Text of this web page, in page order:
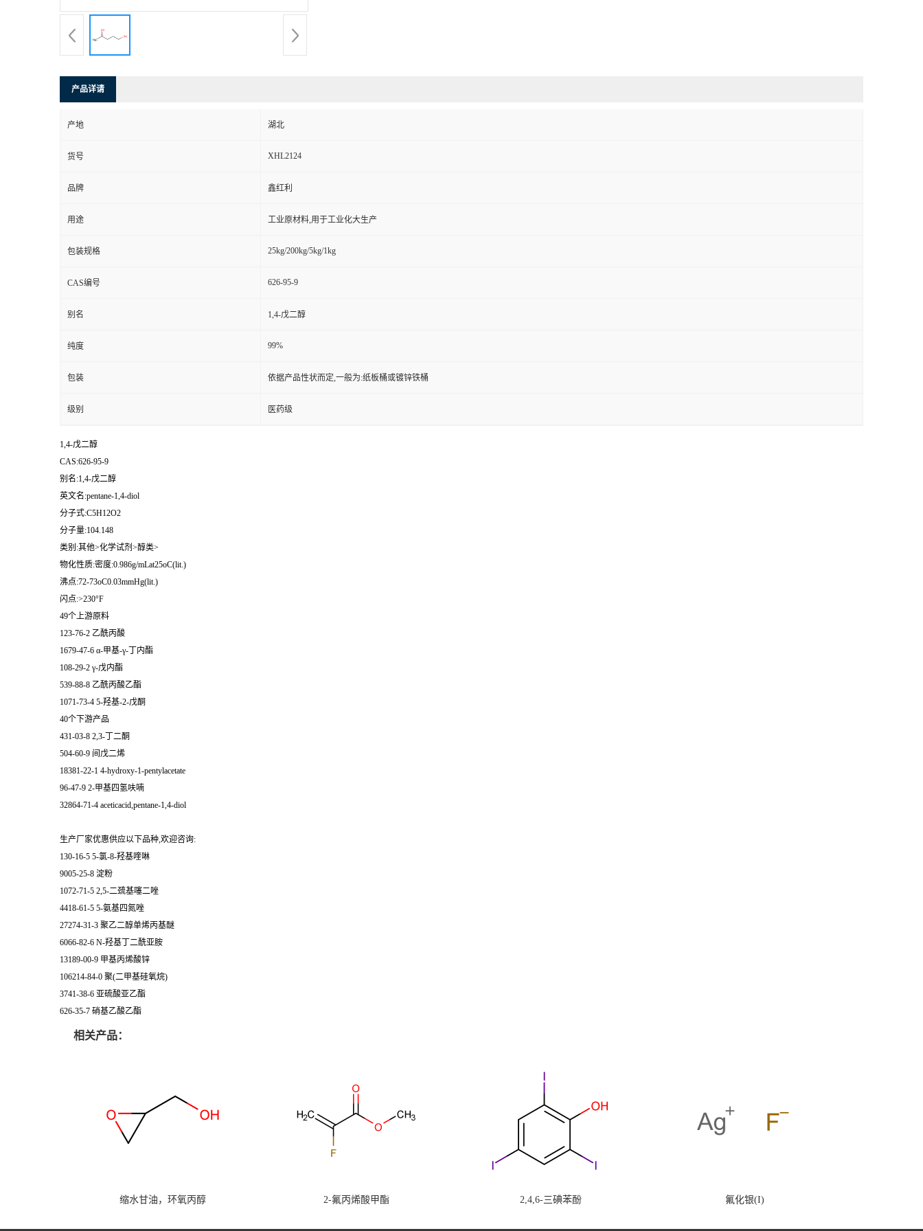
产品详请
产地 湖北
货号 XHL2124
品牌 鑫红利
用途 工业原材料,用于工业化大生产
包装规格 25kg/200kg/5kg/1kg
CAS编号 626-95-9
别名 1,4-戊二醇
纯度 99%
包装 依据产品性状而定,一般为:纸板桶或镀锌铁桶
级别 医药级
1,4-戊二醇
CAS:626-95-9
别名:1,4-戊二醇
英文名:pentane-1,4-diol
分子式:C5H12O2
分子量:104.148
类别:其他>化学试剂>醇类>
物化性质:密度:0.986g/mLat25oC(lit.)
沸点:72-73oC0.03mmHg(lit.)
闪点:>230°F
49个上游原料
123-76-2 乙酰丙酸
1679-47-6 α-甲基-γ-丁内酯
108-29-2 γ-戊内酯
539-88-8 乙酰丙酸乙酯
1071-73-4 5-羟基-2-戊酮
40个下游产品
431-03-8 2,3-丁二酮
504-60-9 间戊二烯
18381-22-1 4-hydroxy-1-pentylacetate
96-47-9 2-甲基四氢呋喃
32864-71-4 aceticacid,pentane-1,4-diol
生产厂家优惠供应以下品种,欢迎咨询:
130-16-5 5-氯-8-羟基喹啉
9005-25-8 淀粉
1072-71-5 2,5-二巯基噻二唑
4418-61-5 5-氨基四氮唑
27274-31-3 聚乙二醇单烯丙基醚
6066-82-6 N-羟基丁二酰亚胺
13189-00-9 甲基丙烯酸锌
106214-84-0 聚(二甲基硅氧烷)
3741-38-6 亚硫酸亚乙酯
626-35-7 硝基乙酸乙酯
相关产品：
缩水甘油，环氧丙醇 2-氟丙烯酸甲酯 2,4,6-三碘苯酚 氟化银(I)